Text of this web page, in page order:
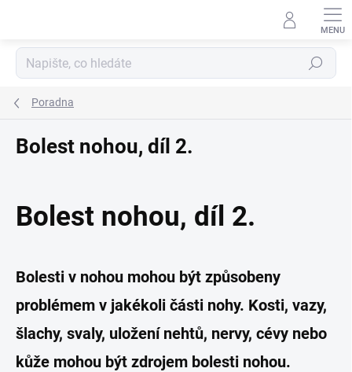
Hledat
Poradna
Bolest nohou, díl 2.
Bolest nohou, díl 2.
Bolesti v nohou mohou být způsobeny
problémem v jakékoli části nohy. Kosti, vazy,
šlachy, svaly, uložení nehtů, nervy, cévy nebo
kůže mohou být zdrojem bolesti nohou.